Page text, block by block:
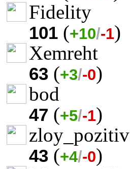
Fidelity
101 (+10/-1)
Xemreht
63 (+3/-0)
bod
47 (+5/-1)
zloy_pozitiv
43 (+4/-0)